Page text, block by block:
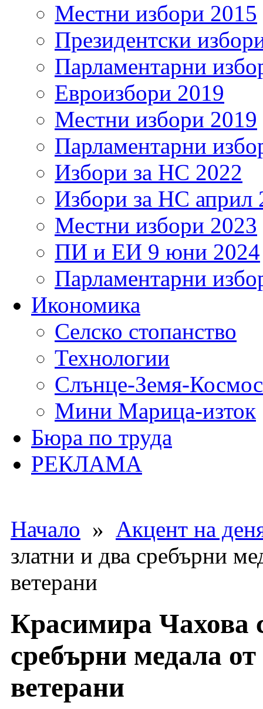
Местни избори 2015
Президентски
Парламентарни
Евроизбори 2019
Местни избори 2019
Парламентарни
Избори за НС 2022
Избори за НС април
Местни избори 2023
ПИ и ЕИ 9 юни 2024
Парламентарни
Икономика
Селско стопанство
Технологии
Слънце-Земя-Космос
Мини Марица-изток
Бюра по труда
РЕКЛАМА
Начало » Акцент на
златни и два сребърни
ветерани
Красимира Чахова
сребърни медала
ветерани